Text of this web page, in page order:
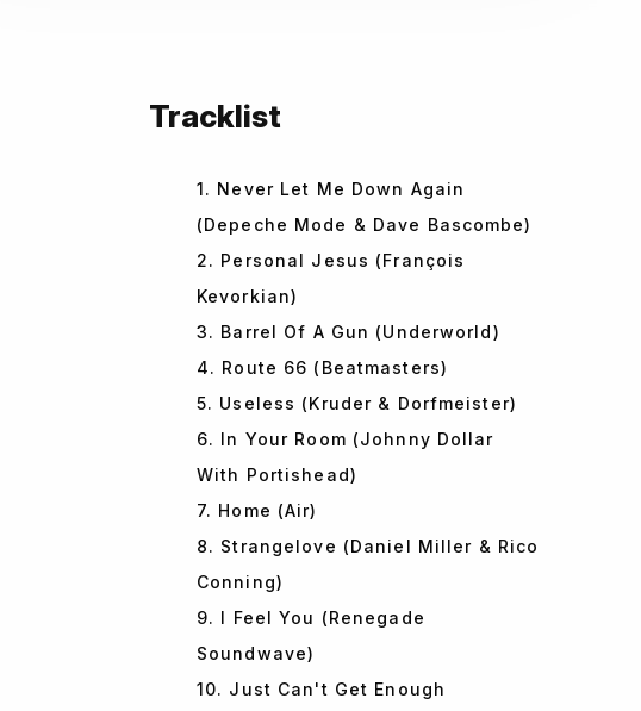
Tracklist
1. Never Let Me Down Again
(Depeche Mode & Dave Bascombe)
2. Personal Jesus (François
Kevorkian)
3. Barrel Of A Gun (Underworld)
4. Route 66 (Beatmasters)
5. Useless (Kruder & Dorfmeister)
6. In Your Room (Johnny Dollar
With Portishead)
7. Home (Air)
8. Strangelove (Daniel Miller & Rico
Conning)
9. I Feel You (Renegade
Soundwave)
10. Just Can't Get Enough